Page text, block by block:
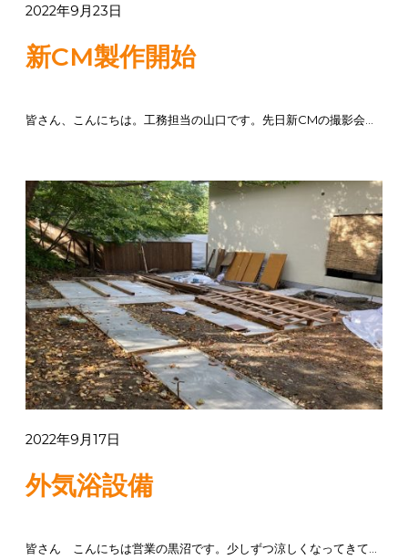
2022年9月23日
新CM製作開始
皆さん、こんにちは。工務担当の山口です。先日新CMの撮影会が行われました。今のCMになり5年ちょっと。新しいCMは工事現場が主...
2022年9月17日
外気浴設備